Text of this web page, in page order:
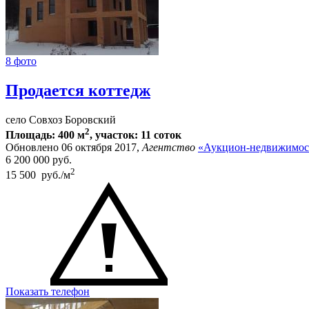
8 фото
Продается коттедж
село Совхоз Боровский
Площадь: 400 м2, участок: 11 соток
Обновлено 06 октября 2017,Агентство «Аукцион-
6 200 000 руб.
15 500 руб./м2
Показать телефон